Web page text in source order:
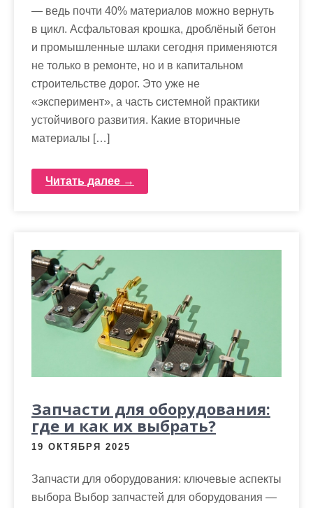
— ведь почти 40% материалов можно вернуть
в цикл. Асфальтовая крошка, дроблёный бетон
и промышленные шлаки сегодня применяются
не только в ремонте, но и в капитальном
строительстве дорог. Это уже не
«эксперимент», а часть системной практики
устойчивого развития. Какие вторичные
материалы […]
Читать далее →
Запчасти для оборудования:
где и как их выбрать?
19 ОКТЯБРЯ 2025
Запчасти для оборудования: ключевые аспекты
выбора Выбор запчастей для оборудования —